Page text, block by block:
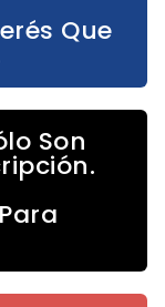
Que
Son